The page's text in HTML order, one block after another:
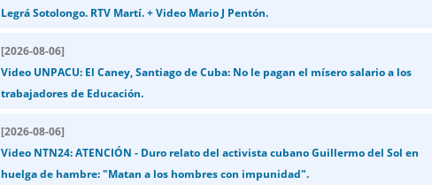
Legrá Sotolongo. RTV Martí. + Video Mario J Pentón.
[2026-08-06]
Video UNPACU: El Caney, Santiago de Cuba: No le pagan el mísero salario a los
trabajadores de Educación.
[2026-08-06]
Video NTN24: ATENCIÓN - Duro relato del activista cubano Guillermo del Sol en
huelga de hambre: "Matan a los hombres con impunidad".